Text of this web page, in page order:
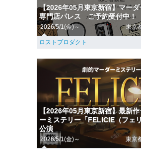
【2026年05月東京新宿】マー
専門店パレス ご予約受付中！
2026/5/1(金)～ 東京
ロストプロダクト
【2026年05月東京新宿】最新
ーミステリー「FELICIE（フェ
公演
2026/5/1(金)～ 東京